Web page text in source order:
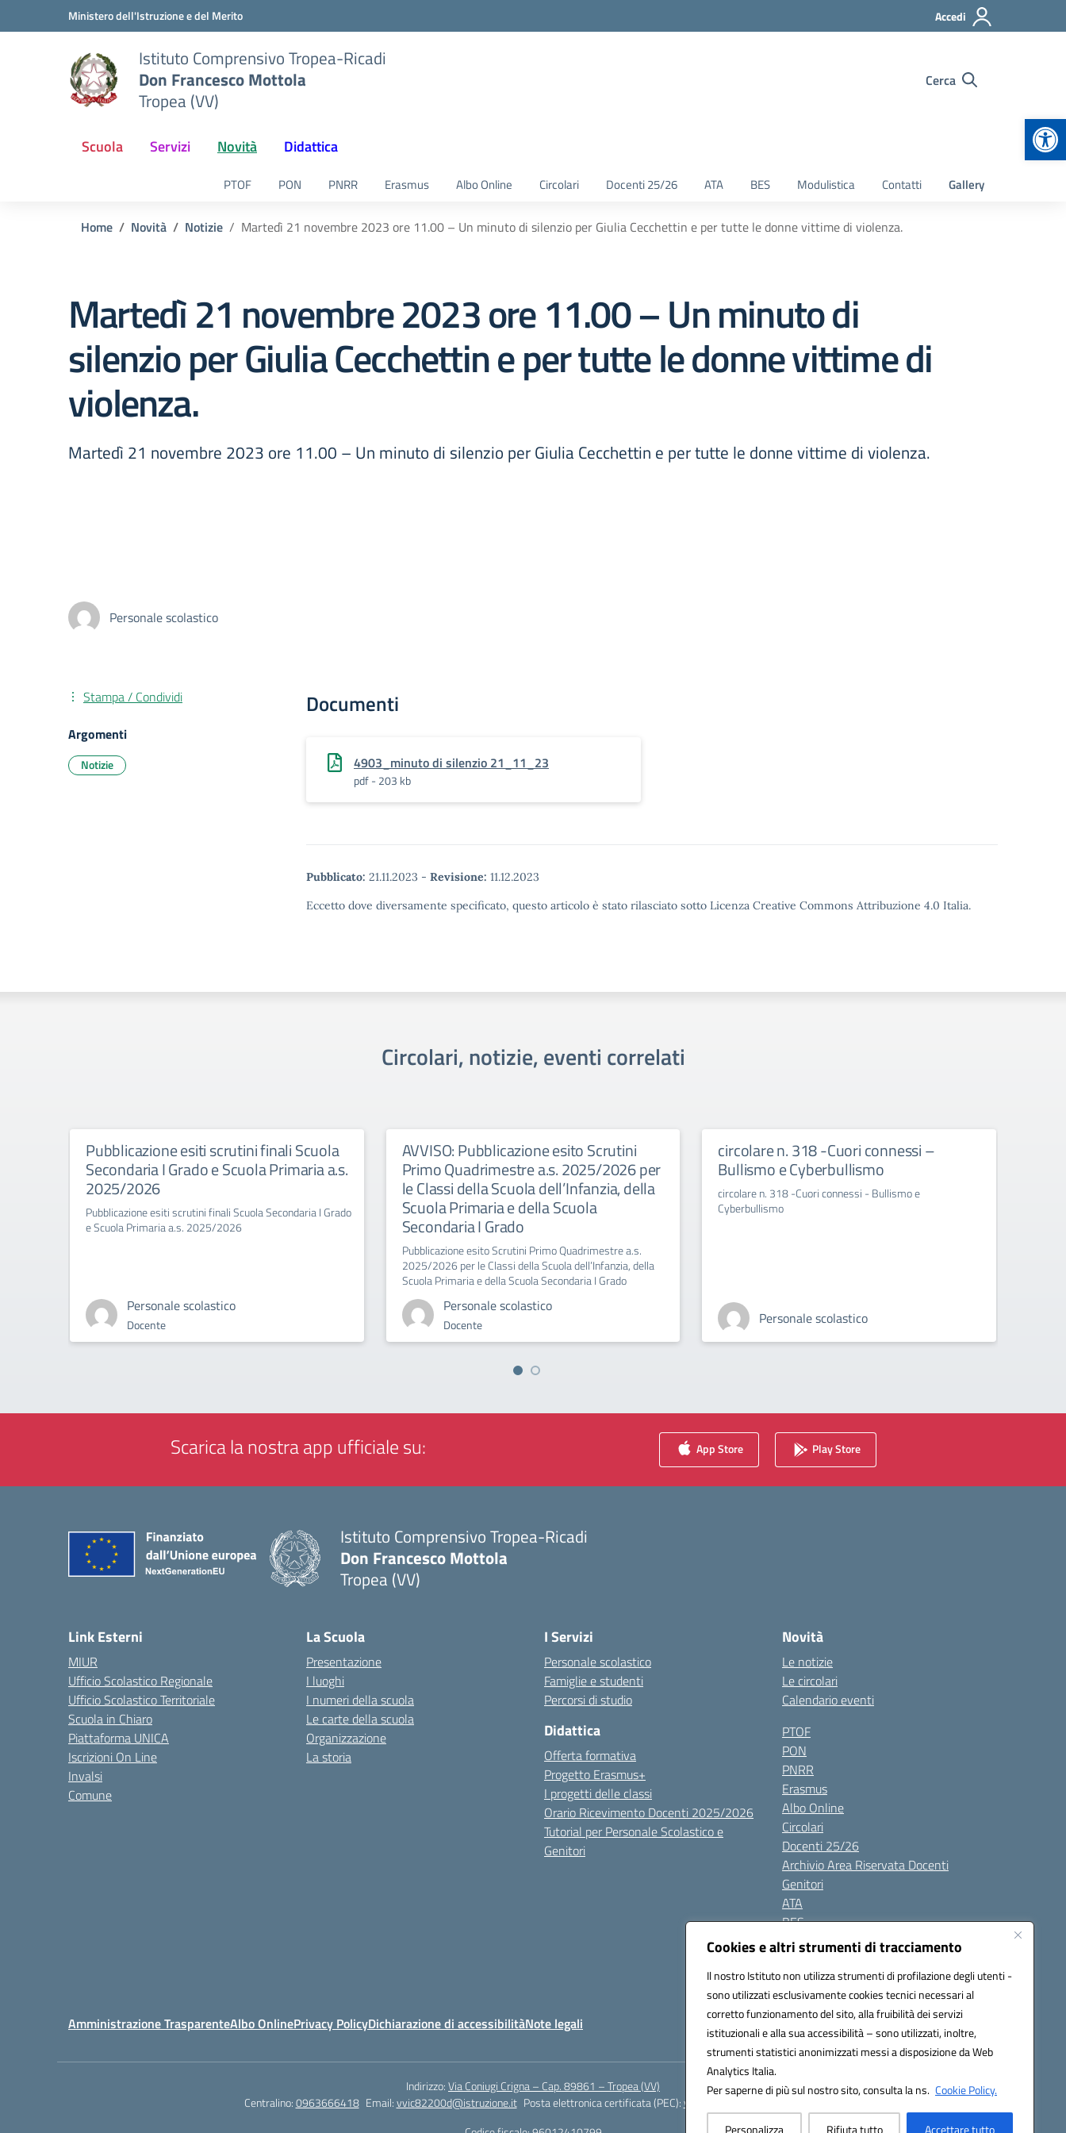
Cookies e altri strumenti di tracciamento
Il nostro Istituto non utilizza strumenti di profilazione degli utenti -
sono utilizzati esclusivamente cookies tecnici necessari al
corretto funzionamento del sito, alla fruibilità dei servizi
istituzionali e alla sua accessibilità – sono utilizzati, inoltre,
strumenti statistici anonimizzati messi a disposizione da Web
Analytics Italia.
Per saperne di più sul nostro sito, consulta la ns. Cookie Policy.
Personalizza Rifiuta tutto Accettare tutto
Vai ai contenuti
Vai al menu di navigazioneMinistero dell'Istruzione e del Merito Accedi
Istituto Comprensivo Tropea-Ricadi
Don Francesco Mottola
Tropea (VV)
Cerca
Scuola Servizi Novità Didattica
PTOF PON PNRR Erasmus Albo Online Circolari Docenti 25/26 ATA BES Modulistica Contatti Gallery
Home Novità Notizie Martedì 21 novembre 2023 ore 11.00 – Un minuto di silenzio per Giulia Cecchettin e per tutte le donne vittime di violenza.
Martedì 21 novembre 2023 ore 11.00 – Un minuto di
silenzio per Giulia Cecchettin e per tutte le donne vittime di
violenza.
Martedì 21 novembre 2023 ore 11.00 – Un minuto di silenzio per Giulia Cecchettin e per tutte le donne vittime di violenza.
Personale scolastico
Documenti
4903_minuto di silenzio 21_11_23
pdf - 203 kb
Pubblicato: 21.11.2023 - Revisione: 11.12.2023
Eccetto dove diversamente specificato, questo articolo è stato rilasciato sotto Licenza Creative Commons Attribuzione 4.0 Italia.
Stampa / Condividi
Argomenti
Notizie
Circolari, notizie, eventi correlati
Pubblicazione esiti scrutini finali Scuola
Secondaria I Grado e Scuola Primaria a.s.
2025/2026
Pubblicazione esiti scrutini finali Scuola Secondaria I Grado
e Scuola Primaria a.s. 2025/2026
Personale scolastico
Docente
AVVISO: Pubblicazione esito Scrutini
Primo Quadrimestre a.s. 2025/2026 per
le Classi della Scuola dell’Infanzia, della
Scuola Primaria e della Scuola
Secondaria I Grado
Pubblicazione esito Scrutini Primo Quadrimestre a.s.
2025/2026 per le Classi della Scuola dell’Infanzia, della
Scuola Primaria e della Scuola Secondaria I Grado
Personale scolastico
Docente
circolare n. 318 -Cuori connessi –
Bullismo e Cyberbullismo
circolare n. 318 -Cuori connessi - Bullismo e
Cyberbullismo
Personale scolastico
Scarica la nostra app ufficiale su: App Store Play Store
Istituto Comprensivo Tropea-Ricadi
Don Francesco Mottola
Tropea (VV)
Link Esterni
MIUR
Ufficio Scolastico Regionale
Ufficio Scolastico Territoriale
Scuola in Chiaro
Piattaforma UNICA
Iscrizioni On Line
Invalsi
Comune
La Scuola
Presentazione
I luoghi
I numeri della scuola
Le carte della scuola
Organizzazione
La storia
I Servizi
Personale scolastico
Famiglie e studenti
Percorsi di studio
Didattica
Offerta formativa
Progetto Erasmus+
I progetti delle classi
Orario Ricevimento Docenti 2025/2026
Tutorial per Personale Scolastico e
Genitori
Novità
Le notizie
Le circolari
Calendario eventi
PTOF
PON
PNRR
Erasmus
Albo Online
Circolari
Docenti 25/26
Archivio Area Riservata Docenti
Genitori
ATA
BES
Modulistica
Gallery
Amministrazione TrasparenteAlbo OnlinePrivacy PolicyDichiarazione di accessibilitàNote legali
Indirizzo:Via Coniugi Crigna – Cap. 89861 – Tropea (VV)
Centralino:0963666418 Email:vvic82200d@istruzione.it Posta elettronica certificata (PEC):vvic82200d@pec.istruzione.it